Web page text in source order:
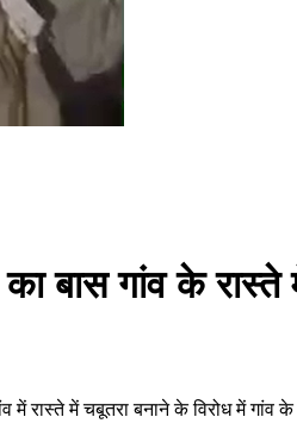
बास गांव के रास्ते
में रास्ते में चबूतरा बनाने के विरोध में गांव